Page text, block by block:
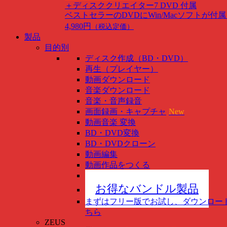
＋ディスククリエイター7 DVD 付属
ベストセラーのDVDにWin/Macソフトが付
4,980円
（税込定価）
製品
目的別
ディスク作成（BD・DVD）
再生（プレイヤー）
動画ダウンロード
音楽ダウンロード
音楽・音声録音
画面録画・キャプチャ New
動画音楽 変換
BD・DVD変換
BD・DVDクローン
動画編集
動画作品をつくる
お得なバンドル製品
まずはフリー版でお試し、ダウンロー
ちら
ZEUS